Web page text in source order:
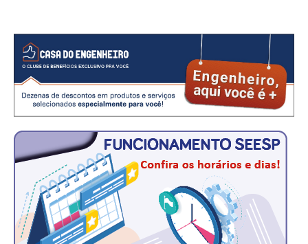
SEESP EDUCAÇÃO
PLATAFORMAS GRATUITAS
APOSENTADORIA
CONVÊNIOS
PLANO DE SAÚDE
SEESPPREV
CONSÓRCIOS